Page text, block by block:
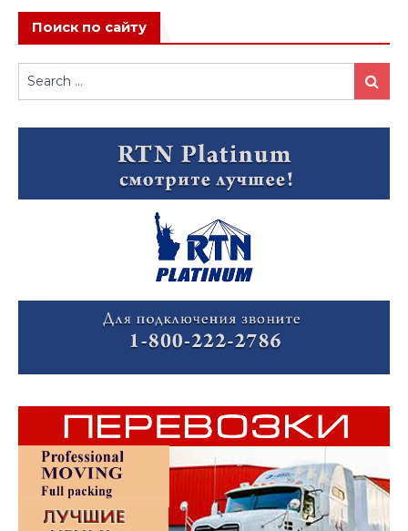
Поиск по сайту
Search
for:
Search